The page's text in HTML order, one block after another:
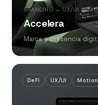
BRANDING → UX/UI →
Accelera
Marca y presencia
DeFi UX/UI Motion